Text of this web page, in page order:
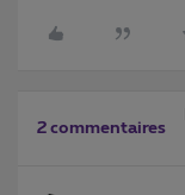
2 commentaires